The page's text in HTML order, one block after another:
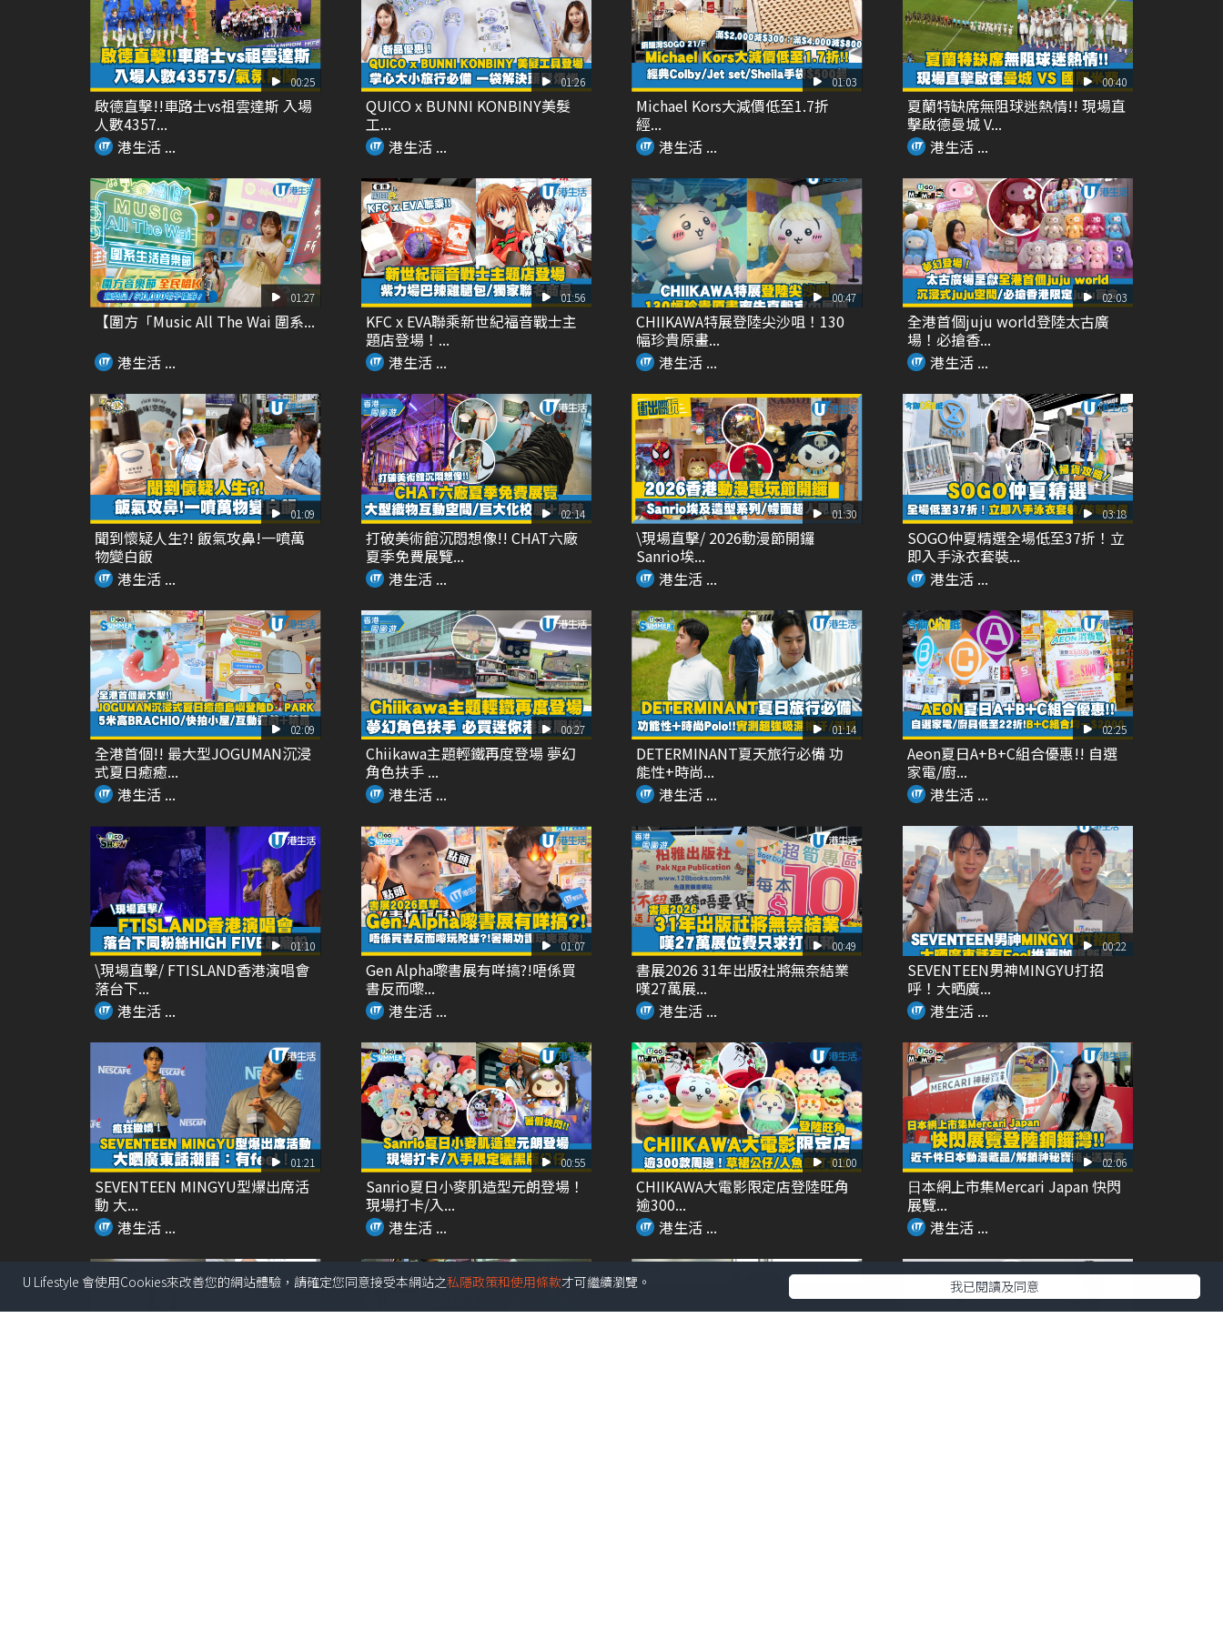
00:25
啟德直擊!!車路士vs祖雲達斯 入場
人數4357...
港生活 ...
01:26
QUICO x BUNNI KONBINY美髮
工...
港生活 ...
01:03
Michael Kors大減價低至1.7折
經...
港生活 ...
00:40
夏蘭特缺席無阻球迷熱情!! 現場直
擊啟德曼城 V...
港生活 ...
01:27
【圍方「Music All The Wai 圍系...
港生活 ...
01:56
KFC x EVA聯乘新世紀福音戰士主
題店登場！...
港生活 ...
00:47
CHIIKAWA特展登陸尖沙咀！130
幅珍貴原畫...
港生活 ...
02:03
全港首個juju world登陸太古廣
場！必搶香...
港生活 ...
01:09
聞到懷疑人生?! 飯氣攻鼻!一噴萬
物變白飯
港生活 ...
02:14
打破美術館沉悶想像!! CHAT六廠
夏季免費展覽...
港生活 ...
01:30
\現場直擊/ 2026動漫節開鑼
Sanrio埃...
港生活 ...
03:18
SOGO仲夏精選全場低至37折！立
即入手泳衣套裝...
港生活 ...
02:09
全港首個!! 最大型JOGUMAN沉浸
式夏日癒癒...
港生活 ...
00:27
Chiikawa主題輕鐵再度登場 夢幻
角色扶手 ...
港生活 ...
01:14
DETERMINANT夏天旅行必備 功
能性+時尚...
港生活 ...
02:25
Aeon夏日A+B+C組合優惠!! 自選
家電/廚...
港生活 ...
01:10
\現場直擊/ FTISLAND香港演唱會
落台下...
港生活 ...
01:07
Gen Alpha嚟書展有咩搞?!唔係買
書反而嚟...
港生活 ...
00:49
書展2026 31年出版社將無奈結業
嘆27萬展...
港生活 ...
00:22
SEVENTEEN男神MINGYU打招
呼！大晒廣...
港生活 ...
01:21
SEVENTEEN MINGYU型爆出席活
動 大...
港生活 ...
00:55
Sanrio夏日小麥肌造型元朗登場！
現場打卡/入...
港生活 ...
01:00
CHIIKAWA大電影限定店登陸旺角
逾300...
港生活 ...
02:06
⽇本網上市集Mercari Japan 快閃
展覽...
港生活 ...
U Lifestyle 會使用Cookies來改善您的網站體驗，請確定您同意接受本網站之私隱政策和使用條款才可繼續瀏覽。 我已閱讀及同意